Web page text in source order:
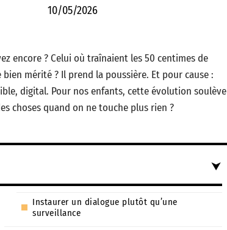
10/05/2026
encore ? Celui où traînaient les 50 centimes de
mérité ? Il prend la poussière. Et pour cause :
digital. Pour nos enfants, cette évolution soulève
choses quand on ne touche plus rien ?
Instaurer un dialogue plutôt qu’une
surveillance